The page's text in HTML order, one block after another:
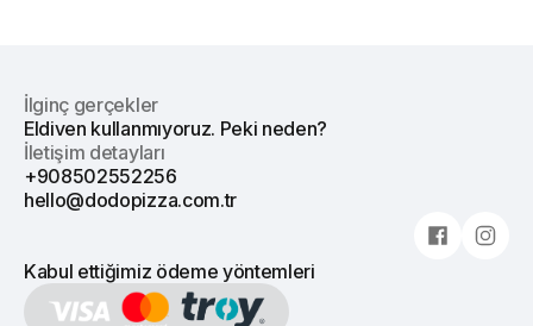
İlginç gerçekler
Eldiven kullanmıyoruz. Peki neden?
İletişim detayları
+908502552256
hello@dodopizza.com.tr
Kabul ettiğimiz ödeme yöntemleri